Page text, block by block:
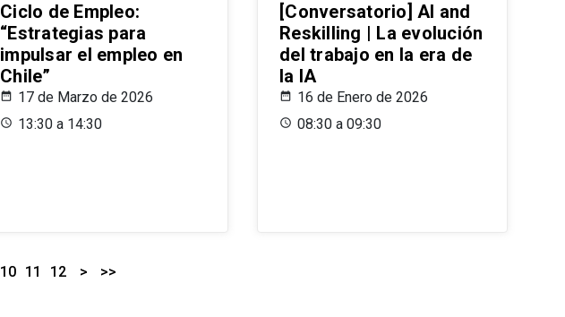
Ciclo de Empleo:
“Estrategias para
impulsar el empleo en
Chile”
17 de Marzo de 2026
13:30 a 14:30
[Conversatorio] AI and
Reskilling | La evolución
del trabajo en la era de
la IA
16 de Enero de 2026
08:30 a 09:30
10 11 12 > >>